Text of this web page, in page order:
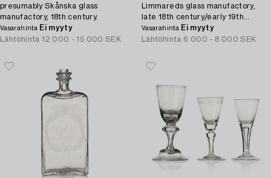
presumably Skånska glass
manufactory, 18th century.
Vasarahinta Ei myyty
Lähtöhinta 12 000 - 15 000 SEK
Limmareds glass manufactory,
late 18th century/early 19th
century.
Vasarahinta Ei myyty
Lähtöhinta 6 000 - 8 000 SEK